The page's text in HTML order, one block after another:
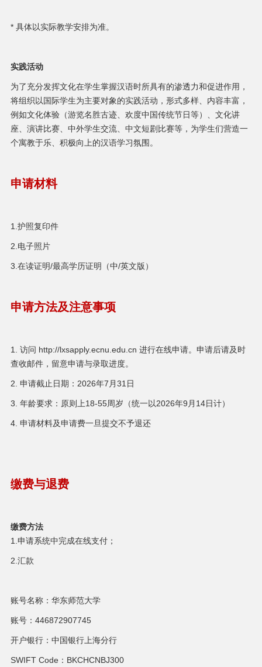
* 具体以实际教学安排为准。
实践活动
为了充分发挥文化在学生掌握汉语时所具有的渗透力和促进作用，
将组织以国际学生为主要对象的实践活动，形式多样、内容丰富，
例如文化体验（游览名胜古迹、欢度中国传统节日等）、文化讲
座、演讲比赛、中外学生交流、中文短剧比赛等，为学生们营造一
个寓教于乐、积极向上的汉语学习氛围。
申请材料
1.护照复印件
2.电子照片
3.在读证明/最高学历证明（中/英文版）
申请方法及注意事项
1. 访问 http://lxsapply.ecnu.edu.cn 进行在线申请。申请后请及时
查收邮件，留意申请与录取进度。
2. 申请截止日期：2026年7月31日
3. 年龄要求：原则上18-55周岁（统一以2026年9月14日计）
4. 申请材料及申请费一旦提交不予退还
缴费与退费
缴费方法
1.申请系统中完成在线支付；
2.汇款
账号名称：华东师范大学
账号：446872907745
开户银行：中国银行上海分行
SWIFT Code：BKCHCNBJ300